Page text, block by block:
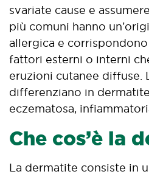
svariate cause e
più comuni hanno
allergica e
fattori esterni o interni
eruzioni cutanee diffuse.
differenziano in
eczematosa,
Che cos’è la
La dermatite consiste in